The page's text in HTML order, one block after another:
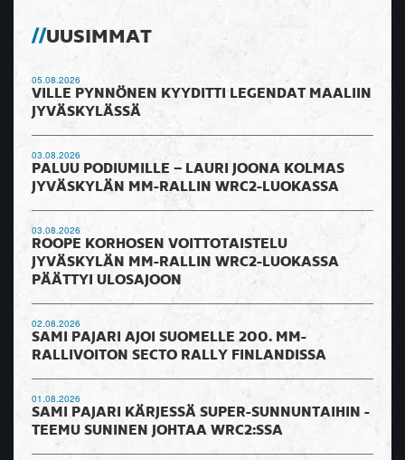
UUSIMMAT
05.08.2026
VILLE PYNNÖNEN KYYDITTI LEGENDAT MAALIIN
JYVÄSKYLÄSSÄ
03.08.2026
PALUU PODIUMILLE – LAURI JOONA KOLMAS
JYVÄSKYLÄN MM-RALLIN WRC2-LUOKASSA
03.08.2026
ROOPE KORHOSEN VOITTOTAISTELU
JYVÄSKYLÄN MM-RALLIN WRC2-LUOKASSA
PÄÄTTYI ULOSAJOON
02.08.2026
SAMI PAJARI AJOI SUOMELLE 200. MM-
RALLIVOITON SECTO RALLY FINLANDISSA
01.08.2026
SAMI PAJARI KÄRJESSÄ SUPER-SUNNUNTAIHIN -
TEEMU SUNINEN JOHTAA WRC2:SSA